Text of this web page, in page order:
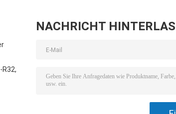
NACHRICHT